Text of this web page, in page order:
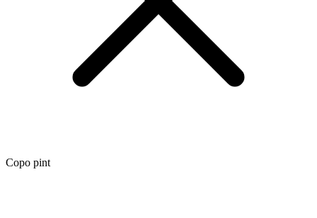
Copo pint